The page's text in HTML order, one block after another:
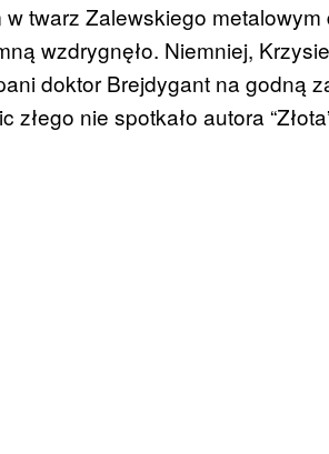
twarz Zalewskiego
wzdrygnęło. Niemniej,
doktor Brejdygant na godną
złego nie spotkało autora